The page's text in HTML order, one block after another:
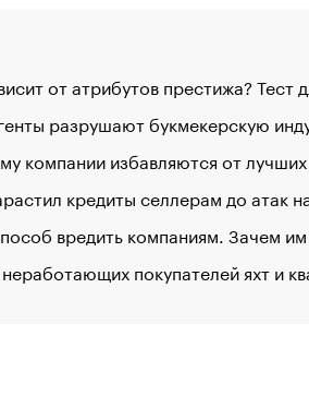
от атрибутов престижа? Тест
разрушают букмекерскую
компании избавляются от лучших
кредиты селлерам до атак
вредить компаниям. Зачем
покупателей яхт и